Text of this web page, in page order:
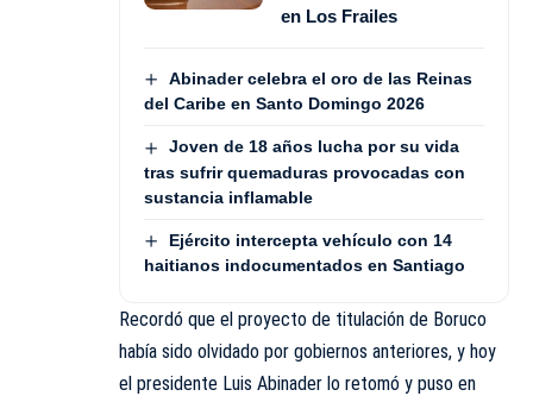
en Los Frailes
Abinader celebra el oro de las Reinas
del Caribe en Santo Domingo 2026
Joven de 18 años lucha por su vida
tras sufrir quemaduras provocadas con
sustancia inflamable
Ejército intercepta vehículo con 14
haitianos indocumentados en Santiago
Recordó que el proyecto de titulación de Boruco
había sido olvidado por gobiernos anteriores, y hoy
el presidente Luis Abinader lo retomó y puso en